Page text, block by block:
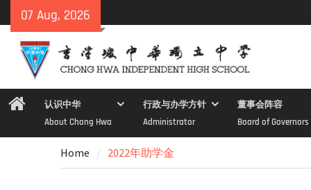
to
content
07 Aug, 2026
Home认识中华
About Chong Hwa
行政与办学方针
Administrator
董事会阵容
Board of Governors
Home 2022年助学金